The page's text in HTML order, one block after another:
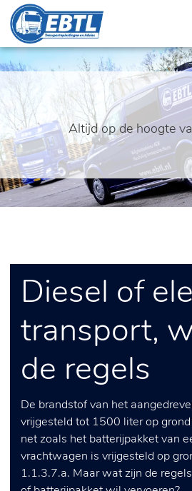
Altijd op de hoogte
Diesel of
transport,
de regels
De brandstof van het
vrijgesteld tot 1500 liter op
net zoals het batterijpakket van
vrachtwagen is vrijgesteld op
1.1.3.7.a. Maar wat zijn de